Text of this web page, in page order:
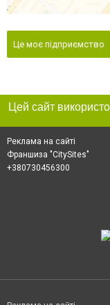
Це моє підприємство
Реклама на сайті
Франшиза "CitySites"
+380730456300